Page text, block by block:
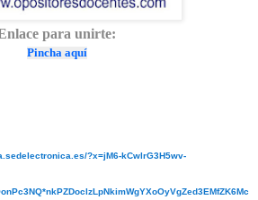
para unirte:
Pincha aquí
?x=jM6-kCwlrG3H5wv-